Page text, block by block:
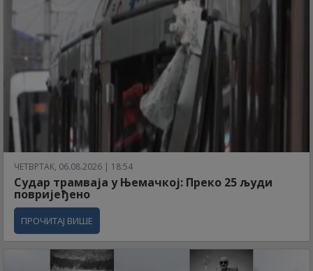
ЧЕТВРТАК, 06.08.2026 | 18:54
Судар трамваја у Њемачкој: Преко 25 људи
повријеђено
ПРОЧИТАЈ ВИШЕ